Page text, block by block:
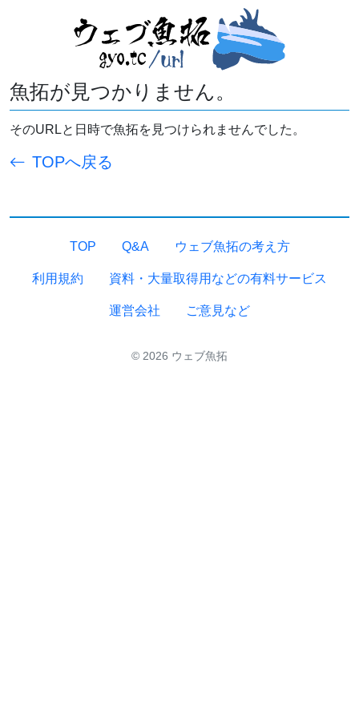
魚拓が見つかりません。
そのURLと日時で魚拓を見つけられませんでした。
TOPへ戻る
TOP Q&A ウェブ魚拓の考え方
利用規約 資料・大量取得用などの有料サービス
運営会社 ご意見など
© 2026 ウェブ魚拓